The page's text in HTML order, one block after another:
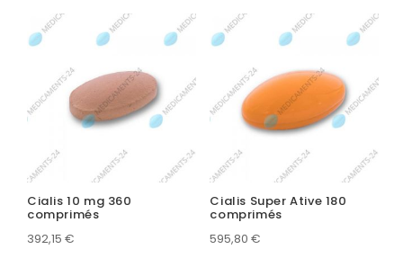
Cialis 10 mg 360
comprimés
392,15 €
Cialis Super Ative 180
comprimés
595,80€